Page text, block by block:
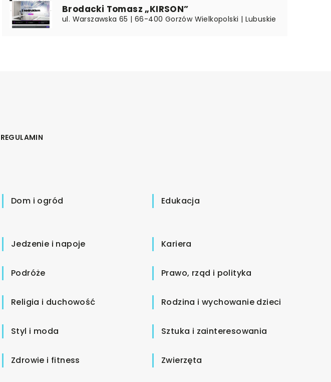
Brodacki Tomasz „KIRSON”
ul. Warszawska 65 | 66-400 Gorzów Wielkopolski | Lubuskie
REGULAMIN
Dom i ogród Edukacja
Jedzenie i napoje Kariera
Podróże Prawo, rząd i polityka
Religia i duchowość Rodzina i wychowanie dzieci
Styl i moda Sztuka i zainteresowania
Zdrowie i fitness Zwierzęta